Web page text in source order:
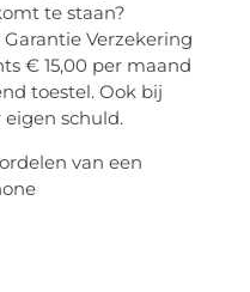
te staan?
Verzekering
€ 15,00 per maand
toestel. Ook bij
schuld.